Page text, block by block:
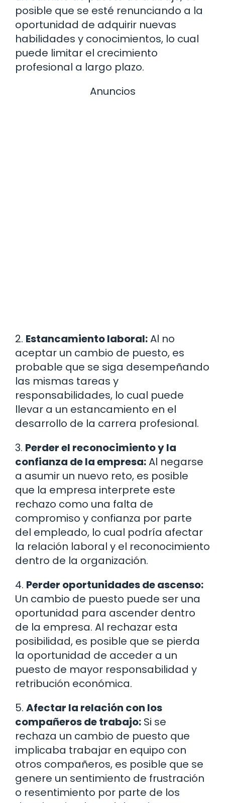
posible que se esté renunciando a la
oportunidad de adquirir nuevas
habilidades y conocimientos, lo cual
puede limitar el crecimiento
profesional a largo plazo.
Anuncios
2. Estancamiento laboral:Al no
aceptar un cambio de puesto, es
probable que se siga desempeñando
las mismas tareas y
responsabilidades, lo cual puede
llevar a un estancamiento en el
desarrollo de la carrera profesional.
3. Perder el reconocimiento y la
confianza de la empresa:Al negarse
a asumir un nuevo reto, es posible
que la empresa interprete este
rechazo como una falta de
compromiso y confianza por parte
del empleado, lo cual podría afectar
la relación laboral y el reconocimiento
dentro de la organización.
4. Perder oportunidades de ascenso:
Un cambio de puesto puede ser una
oportunidad para ascender dentro
de la empresa. Al rechazar esta
posibilidad, es posible que se pierda
la oportunidad de acceder a un
puesto de mayor responsabilidad y
retribución económica.
5. Afectar la relación con los
compañeros de trabajo: Si se
rechaza un cambio de puesto que
implicaba trabajar en equipo con
otros compañeros, es posible que se
genere un sentimiento de frustración
o resentimiento por parte de los